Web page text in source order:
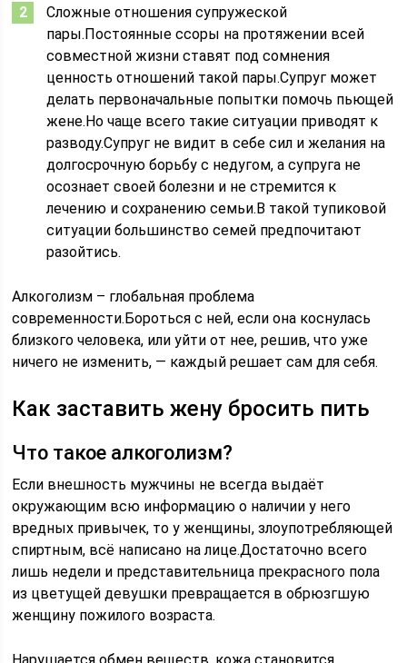
Сложные отношения супружеской
пары.Постоянные ссоры на протяжении всей
совместной жизни ставят под сомнения
ценность отношений такой пары.Супруг может
делать первоначальные попытки помочь пьющей
жене.Но чаще всего такие ситуации приводят к
разводу.Супруг не видит в себе сил и желания на
долгосрочную борьбу с недугом, а супруга не
осознает своей болезни и не стремится к
лечению и сохранению семьи.В такой тупиковой
ситуации большинство семей предпочитают
разойтись.
Алкоголизм – глобальная проблема
современности.Бороться с ней, если она коснулась
близкого человека, или уйти от нее, решив, что уже
ничего не изменить, — каждый решает сам для себя.
Как заставить жену бросить пить
Что такое алкоголизм?
Если внешность мужчины не всегда выдаёт
окружающим всю информацию о наличии у него
вредных привычек, то у женщины, злоупотребляющей
спиртным, всё написано на лице.Достаточно всего
лишь недели и представительница прекрасного пола
из цветущей девушки превращается в обрюзгшую
женщину пожилого возраста.